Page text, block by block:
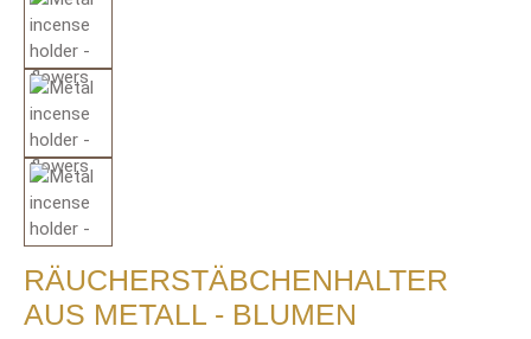
RÄUCHERSTÄBCHENHALTER
AUS METALL - BLUMEN